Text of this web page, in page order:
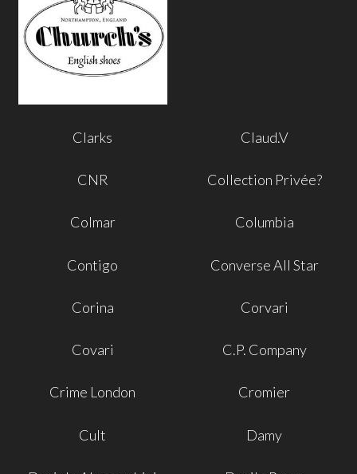
Clarks Claud.V
CNR Collection Privée?
Colmar Columbia
Contigo Converse All Star
Corina Corvari
Covari C.P. Company
Crime London Cromier
Cult Damy